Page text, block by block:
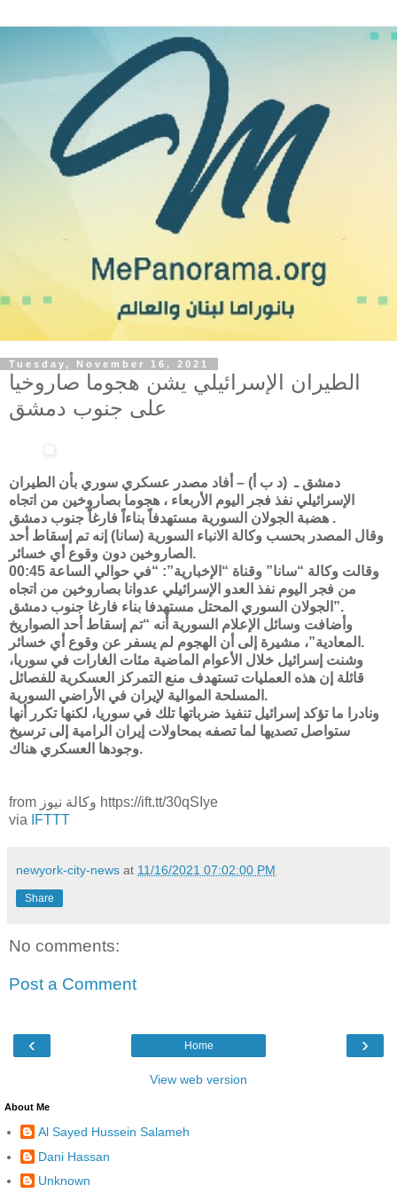
Tuesday, November 16, 2021
الطيران الإسرائيلي يشن هجوما صاروخيا
على جنوب دمشق
دمشق ـ (د ب أ) – أفاد مصدر عسكري سوري بأن الطيران
الإسرائيلي نفذ فجر اليوم الأربعاء ، هجوما بصاروخين من اتجاه
هضبة الجولان السورية مستهدفاً بناءاً فارغاً جنوب دمشق .
وقال المصدر بحسب وكالة الانباء السورية (سانا) إنه تم إسقاط أحد
الصاروخين دون وقوع أي خسائر.
وقالت وكالة “سانا” وقناة “الإخبارية”: “في حوالي الساعة 00:45
من فجر اليوم نفذ العدو الإسرائيلي عدوانا بصاروخين من اتجاه
الجولان السوري المحتل مستهدفا بناء فارغا جنوب دمشق”.
وأضافت وسائل الإعلام السورية أنه “تم إسقاط أحد الصواريخ
المعادية”، مشيرة إلى أن الهجوم لم يسفر عن وقوع أي خسائر.
وشنت إسرائيل خلال الأعوام الماضية مئات الغارات في سوريا،
قائلة إن هذه العمليات تستهدف منع التمركز العسكرية للفصائل
المسلحة الموالية لإيران في الأراضي السورية.
ونادرا ما تؤكد إسرائيل تنفيذ ضرباتها تلك في سوريا، لكنها تكرر أنها
ستواصل تصديها لما تصفه بمحاولات إيران الرامية إلى ترسيخ
وجودها العسكري هناك.
from وكالة نيوز https://ift.tt/30qSIye
via
IFTTT
newyork-city-news at 11/16/2021 07:02:00 PM
Share
No comments:
Post a Comment
‹ ›
Home
View web version
About Me
Al Sayed Hussein Salameh
Dani Hassan
Unknown